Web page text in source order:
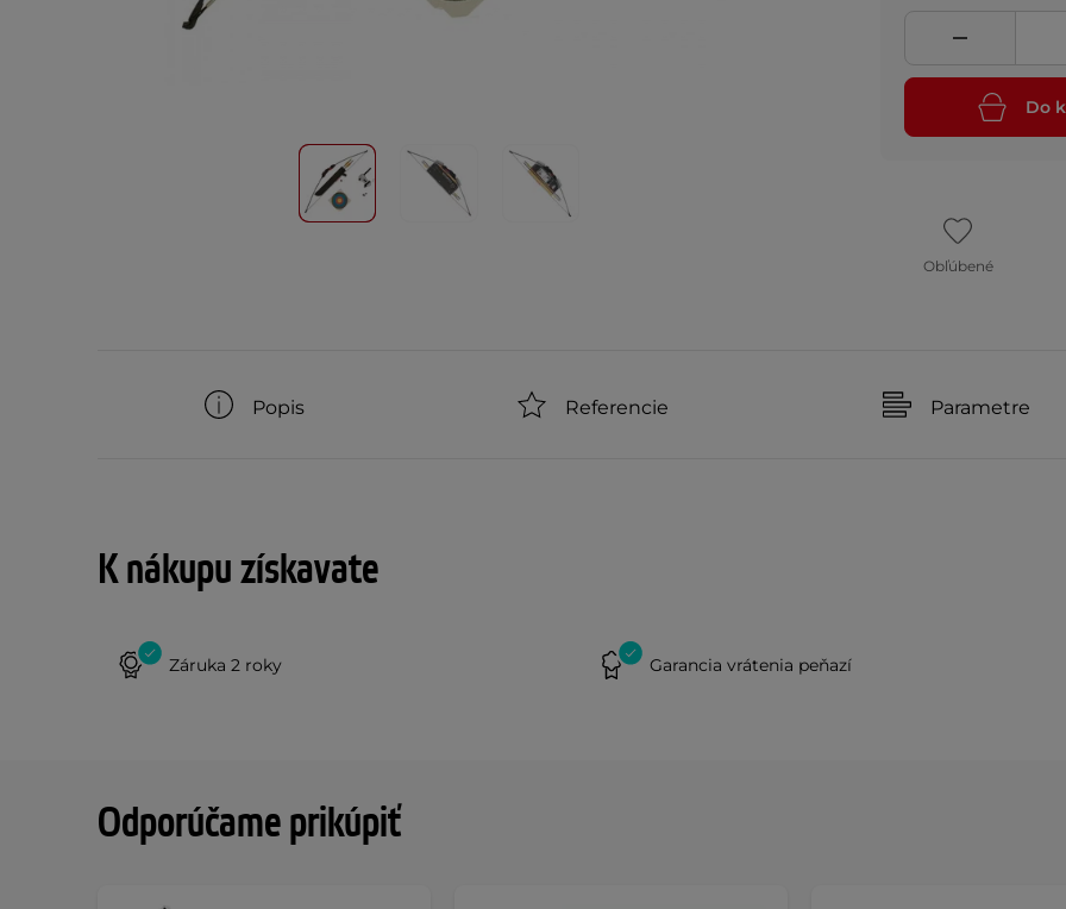
Do
Obľúbené
Popis Referencie Parametre
K nákupu získavate
Záruka 2 roky Garancia vrátenia peňazí
Odporúčame prikúpiť